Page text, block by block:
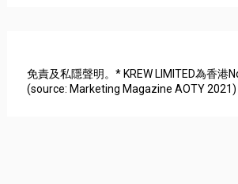
免責及私隱聲明。* KREW LIMITED為香港
(source: Marketing Magazine AOTY 2021)